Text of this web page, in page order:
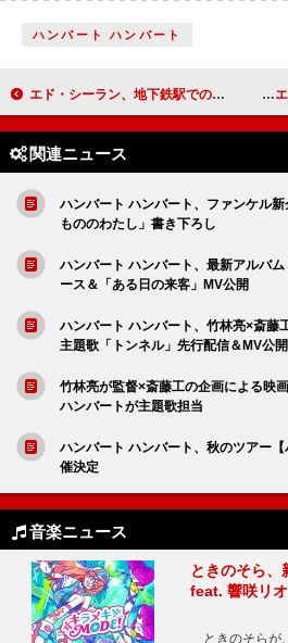
ハンバート ハンバート
エド・シーラン、地下鉄駅での変装ライブでチャペル・ローンをカバー
関連ニュース
ハンバート ハンバート、ファンケル
もののわたし」書き下ろし
ハンバート ハンバート、最新アルバ
ース＆「ある日の来客」MV公開
ハンバート ハンバート、竹林亮×斎藤
主題歌「トンネル」先行配信＆MV公
竹林亮が監督×斎藤工の企画による映
ハンバートが主題歌担当
ハンバート ハンバート、秋のツアー
催決定
音楽ニュース
ときのそら、
feat. 響咲リ
ときのそらが